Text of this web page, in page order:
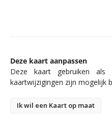
Deze kaart aanpassen
Deze kaart gebruiken als
kaartwijzigingen zijn mogelijk
Ik wil een Kaart op maat